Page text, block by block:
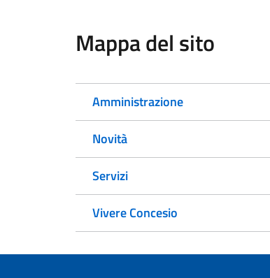
Mappa del sito
Amministrazione
Novità
Servizi
Vivere Concesio